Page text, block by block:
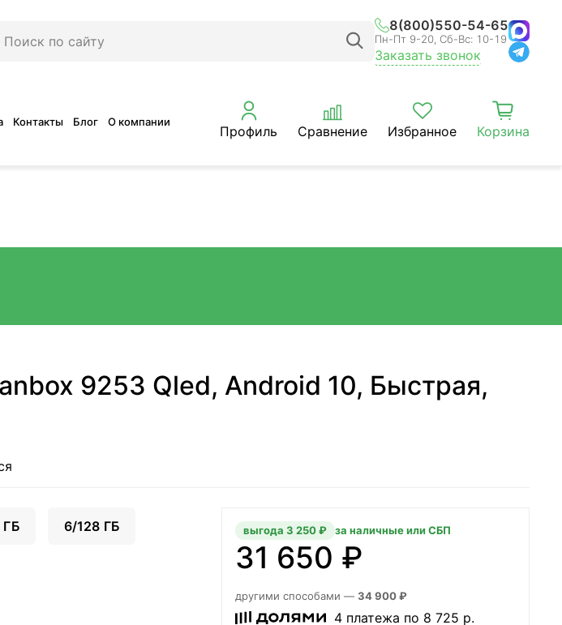
8(800)550-54-65
Пн-Пт 9-20, Сб-Вс: 10-19
Заказать звонок
Контакты Блог О компании
Профиль Сравнение Избранное Корзина
9253 Qled, Android 10, Быстрая,
6/128 ГБ
31 650 ₽
выгода 3 250 ₽ за наличные или СБП
другими способами — 34 900 ₽
4 платежа по 8 725 р.